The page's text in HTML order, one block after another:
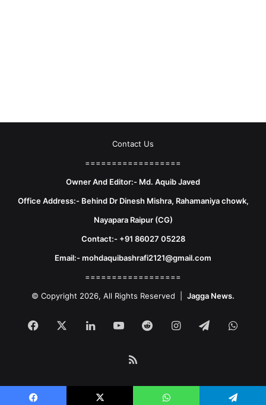
Contact Us
==================
Owner And Editor:- Md. Aquib Javed
Office Address:- Behind Dr Dinesh Mishra, Rahamaniya chowk,
Nayapara Raipur (CG)
Contact:- +91 86027 05228
Email:- mohdaquibashrafi2121@gmail.com
==================
© Copyright 2026, All Rights Reserved | Jagga News.
Facebook LinkedInYouTubeRedditInstagram
Telegram
RSS